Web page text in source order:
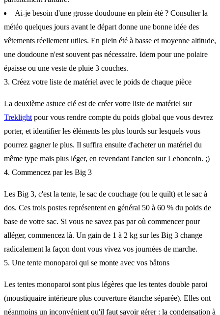
Ai-je besoin d'une grosse doudoune en plein été ? Consulter la
météo quelques jours avant le départ donne une bonne idée des
vêtements réellement utiles. En plein été à basse et moyenne altitude,
une doudoune n'est souvent pas nécessaire. Idem pour une polaire
épaisse ou une veste de pluie 3 couches.
3. Créez votre liste de matériel avec le poids de chaque pièce
La deuxième astuce clé est de créer votre liste de matériel sur
Treklight pour vous rendre compte du poids global que vous devrez
porter, et identifier les éléments les plus lourds sur lesquels vous
pourrez gagner le plus. Il suffira ensuite d'acheter un matériel du
même type mais plus léger, en revendant l'ancien sur Leboncoin. ;)
4. Commencez par les Big 3
Les Big 3, c'est la tente, le sac de couchage (ou le quilt) et le sac à
dos. Ces trois postes représentent en général 50 à 60 % du poids de
base de votre sac. Si vous ne savez pas par où commencer pour
alléger, commencez là. Un gain de 1 à 2 kg sur les Big 3 change
radicalement la façon dont vous vivez vos journées de marche.
5. Une tente monoparoi qui se monte avec vos bâtons
Les tentes monoparoi sont plus légères que les tentes double paroi
(moustiquaire intérieure plus couverture étanche séparée). Elles ont
néanmoins un inconvénient qu'il faut savoir gérer : la condensation à